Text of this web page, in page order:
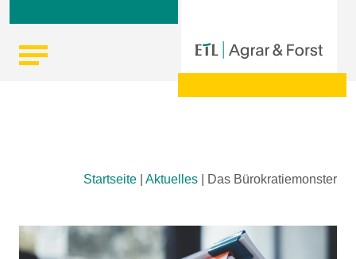
Startseite Aktuelles Das Bürokratiemonster